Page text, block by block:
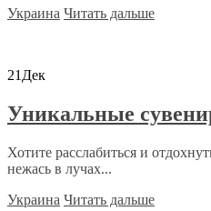
Украина Читать дальше
21 Дек
Уникальные
Хотите расслабиться и
нежась в лучах...
Украина Читать дальше